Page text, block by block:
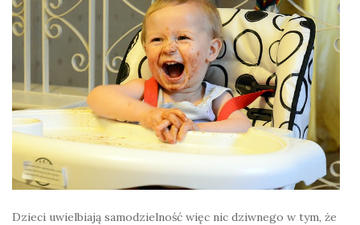
Dzieci uwielbiają samodzielność więc nic dziwnego w tym, że